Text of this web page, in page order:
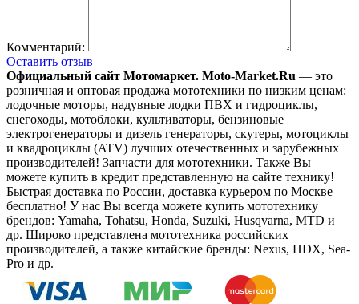
Комментарий:
Оставить отзыв
Официальный сайт Мотомаркет. Moto-Market.Ru — это
розничная и оптовая продажа мототехники по низким ценам:
лодочные моторы, надувные лодки ПВХ и гидроциклы,
снегоходы, мотоблоки, культиваторы, бензиновые
электрогенераторы и дизель генераторы, скутеры, мотоциклы
и квадроциклы (ATV) лучших отечественных и зарубежных
производителей! Запчасти для мототехники. Также Вы
можете купить в кредит представленную на сайте технику!
Быстрая доставка по России, доставка курьером по Москве –
бесплатно! У нас Вы всегда можете купить мототехнику
брендов: Yamaha, Tohatsu, Honda, Suzuki, Husqvarna, MTD и
др. Широко представлена мототехника российских
производителей, а также китайские бренды: Nexus, HDX, Sea-
Pro и др.